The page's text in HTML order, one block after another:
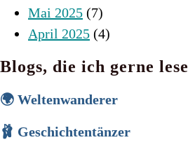
Mai 2025 (7)
April 2025 (4)
Blogs, die ich gerne lese
🌍 Weltenwanderer
🩰 Geschichtentänzer